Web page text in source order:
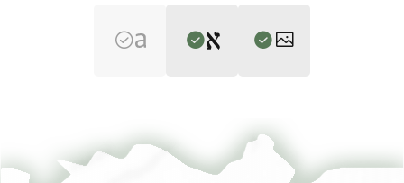
S. D. Goitein's unpublished edition (1950–85).
Bodl. MS heb. f 101/46 46 verso הגדל וסובב